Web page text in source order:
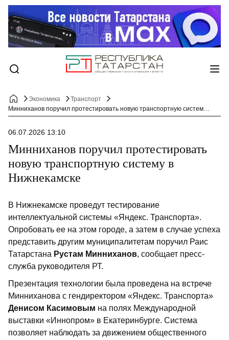
Экономика
Транспорт
Минниханов поручил протестировать новую транспортную систему в Нижнекамске
06.07.2026 13:10
Минниханов поручил протестировать
новую транспортную систему в
Нижнекамске
В Нижнекамске проведут тестирование
интеллектуальной системы «Яндекс. Транспорта».
Опробовать ее на этом городе, а затем в случае успеха
представить другим муниципалитетам поручил Раис
Татарстана Рустам Минниханов, сообщает пресс-
служба руководителя РТ.
Презентация технологии была проведена на встрече
Минниханова с гендиректором «Яндекс. Транспорта»
Денисом Касимовым на полях Международной
выставки «Иннопром» в Екатеринбурге. Система
позволяет наблюдать за движением общественного